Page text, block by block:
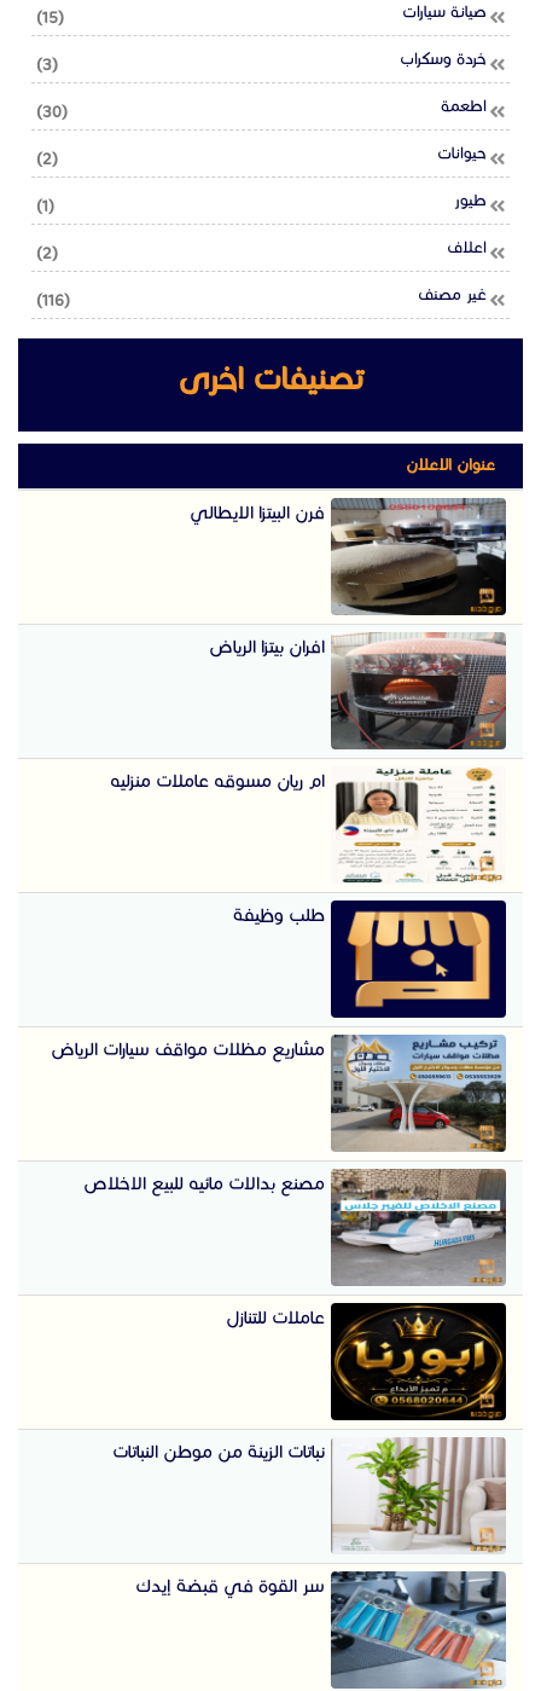
(15) صيانة سيارات
(3) خردة وسكراب
(30) اطعمة
(2) حيوانات
(1) طيور
(2) اعلاف
(116) غير مصنف
تصنيفات اخرى
عنوان الاعلان
فرن البيتزا الايطالي
افران بيتزا الرياض
ام ريان مسوقه عاملات منزليه
طلب وظيفة
مشاريع مظلات مواقف سيارات الرياض
مصنع بدالات مائيه للبيع الاخلاص
عاملات للتنازل
نباتات الزينة من موطن النباتات
سر القوة في قبضة إيدك